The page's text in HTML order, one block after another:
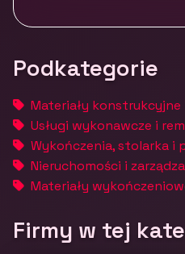
Podkategorie
Materiały
Usługi wykonawcze i
Wykończenia, stolarka i
Nieruchomości i
Materiały
Firmy w tej